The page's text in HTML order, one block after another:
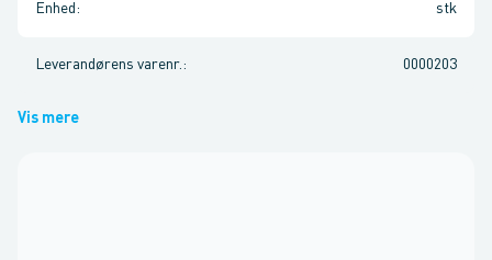
Enhed : stk
Leverandørens varenr. : 0000203
Vis mere